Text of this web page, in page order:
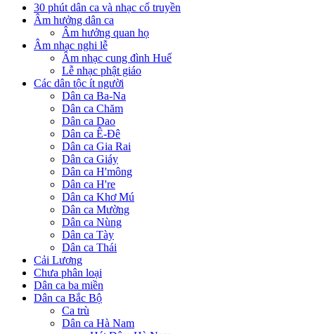
30 phút dân ca và nhạc cổ truyền
Âm hưởng dân ca
Âm hưởng quan họ
Âm nhạc nghi lễ
Âm nhạc cung đình Huế
Lễ nhạc phật giáo
Các dân tộc ít người
Dân ca Ba-Na
Dân ca Chăm
Dân ca Dao
Dân ca Ê-Đê
Dân ca Gia Rai
Dân ca Giáy
Dân ca H'mông
Dân ca H're
Dân ca Khơ Mú
Dân ca Mường
Dân ca Nùng
Dân ca Tày
Dân ca Thái
Cải Lương
Chưa phân loại
Dân ca ba miền
Dân ca Bắc Bộ
Ca trù
Dân ca Hà Nam